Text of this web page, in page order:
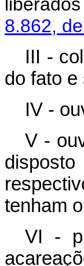
8.862,
III -
do fato
IV -
V -
tenham
VI -